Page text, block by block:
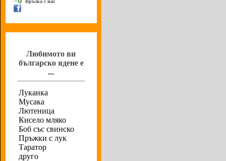
Връзка с нас
Любимото ви
българско ядене е
...
Луканка
Мусака
Лютеница
Кисело мляко
Боб със свинско
Пръжки с лук
Таратор
друго